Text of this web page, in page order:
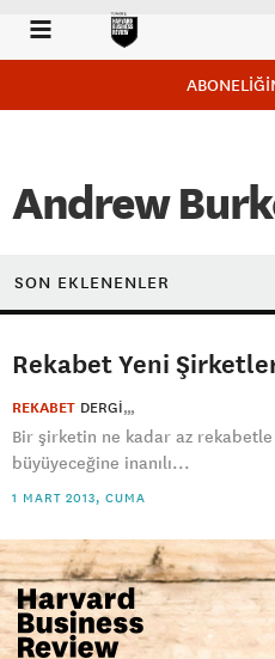
Andrew
SON EKLENENLER
Rekabet Yeni
REKABET DERGI
Bir şirketin ne kadar az rekabetle
büyüyeceğine inanılı...
1 MART 2013, CUMA